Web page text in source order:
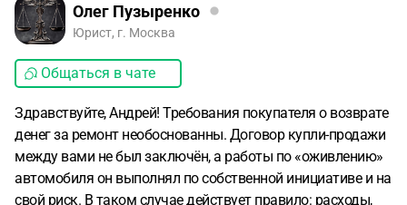
Олег Пузыренко
Юрист, г. Москва
Общаться в чате
Здравствуйте, Андрей! Требования покупателя о возврате
денег за ремонт необоснованны. Договор купли-продажи
между вами не был заключён, а работы по «оживлению»
автомобиля он выполнял по собственной инициативе и на
свой риск. В таком случае действует правило: расходы,